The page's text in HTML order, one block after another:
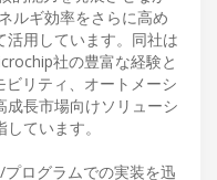
ルギ効率をさらに高め
活用しています。同社は
社の豊富な経験と
リティ、オートメーシ
成長市場向けソリューシ
ています。
ログラムでの実装を迅